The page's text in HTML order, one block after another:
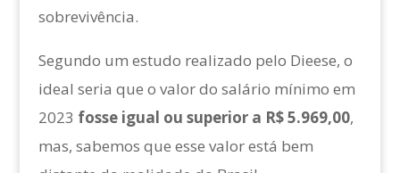
sobrevivência.
Segundo um estudo realizado pelo Dieese, o
ideal seria que o valor do salário mínimo em
2023 fosse igual ou superior a R$ 5.969,00,
mas, sabemos que esse valor está bem